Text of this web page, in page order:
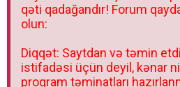
qəti qadağandır! Forum
olun:
Diqqət: Saytdan və təmin
istifadəsi üçün deyil, kənar
proqram təminatları